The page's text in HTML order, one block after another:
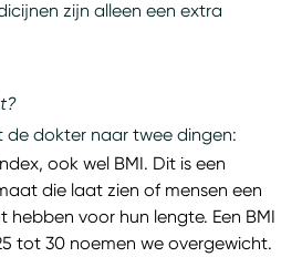
zijn alleen een extra
de dokter naar twee dingen:
ook wel BMI. Dit is een
die laat zien of mensen een
hebben voor hun lengte. Een BMI
tot 30 noemen we overgewicht.